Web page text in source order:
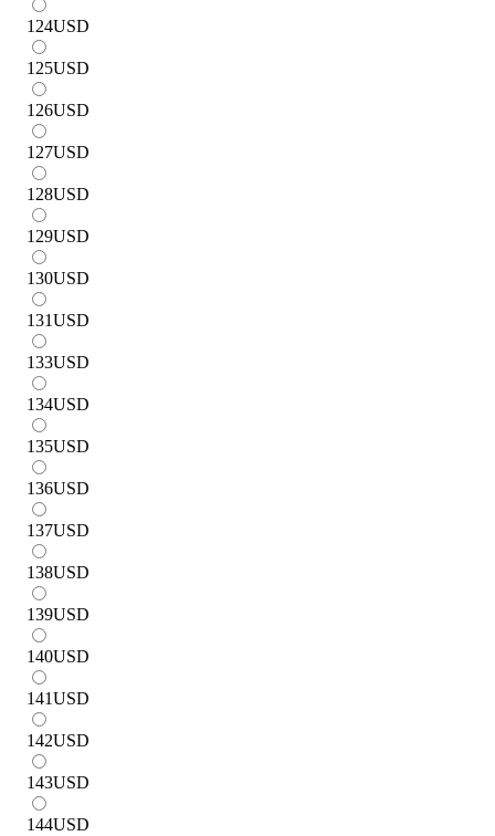
124USD
125USD
126USD
127USD
128USD
129USD
130USD
131USD
133USD
134USD
135USD
136USD
137USD
138USD
139USD
140USD
141USD
142USD
143USD
144USD